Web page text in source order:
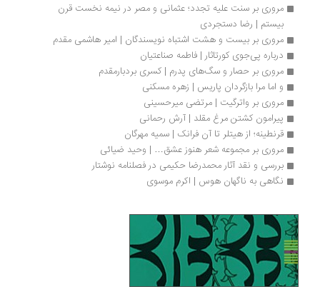
مروری بر سنت علیه تجدد؛ عثمانی و مصر در نیمه نخست قرن
بیستم | رضا دستجردی
مروری بر بیست و هشت اشتباه نویسندگان | امیر هاشمی مقدم
درباره پی‌جوی کورتاثار | فاطمه صناعتیان
مروری بر حصار و سگ‌های پدرم | کسری بردبار‌مقدم
و اما مرا بازگردان پاریس | زهره مسکنی
مروری بر واترگیت | مرتضی میرحسینی
پیرامون کشتن مرغ مقلد | آرش رحمانی
قرنطینه؛ از هیتلر تا آن فرانک | سمیه مهرگان
مروری بر مجموعه شعر هنوز عشق… | وحید ضیائی
بررسی و نقد آثار محمدرضا حکیمی در فصلنامه نوشتار
نگاهی به ناگهان هوس | اکرم موسوی